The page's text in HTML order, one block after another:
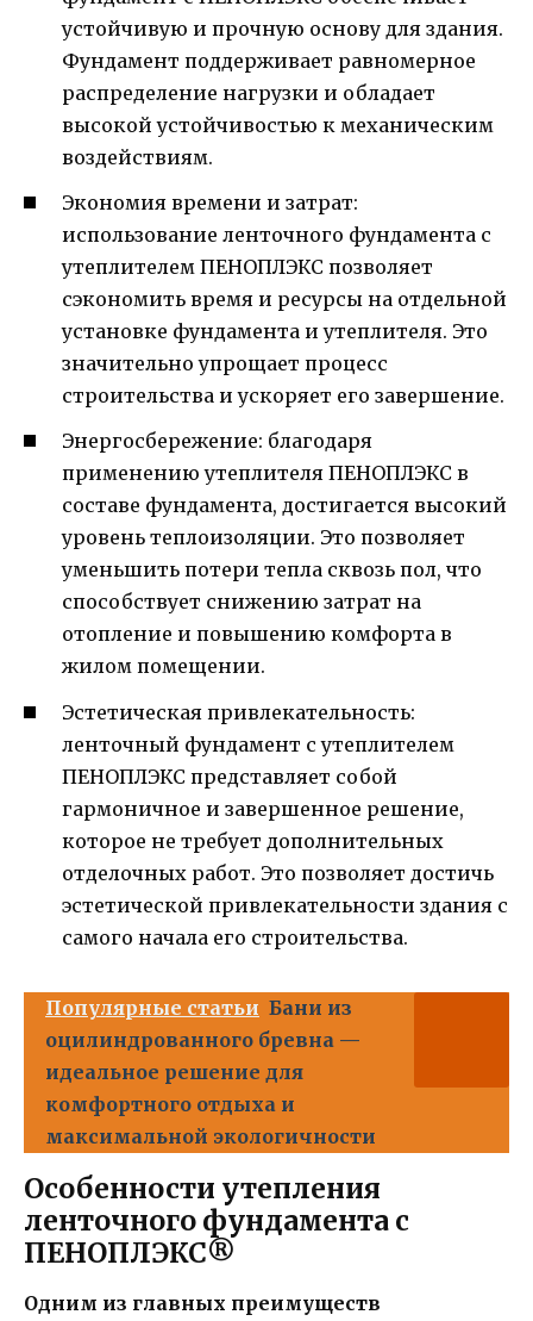
устойчивую и прочную основу для здания.
Фундамент поддерживает равномерное
распределение нагрузки и обладает
высокой устойчивостью к механическим
воздействиям.
Экономия времени и затрат:
использование ленточного фундамента с
утеплителем ПЕНОПЛЭКС позволяет
сэкономить время и ресурсы на отдельной
установке фундамента и утеплителя. Это
значительно упрощает процесс
строительства и ускоряет его завершение.
Энергосбережение: благодаря
применению утеплителя ПЕНОПЛЭКС в
составе фундамента, достигается высокий
уровень теплоизоляции. Это позволяет
уменьшить потери тепла сквозь пол, что
способствует снижению затрат на
отопление и повышению комфорта в
жилом помещении.
Эстетическая привлекательность:
ленточный фундамент с утеплителем
ПЕНОПЛЭКС представляет собой
гармоничное и завершенное решение,
которое не требует дополнительных
отделочных работ. Это позволяет достичь
эстетической привлекательности здания с
самого начала его строительства.
Популярные статьи Бани из
оцилиндрованного бревна —
идеальное решение для
комфортного отдыха и
максимальной экологичности
Особенности утепления
ленточного фундамента с
ПЕНОПЛЭКС®
Одним из главных преимуществ